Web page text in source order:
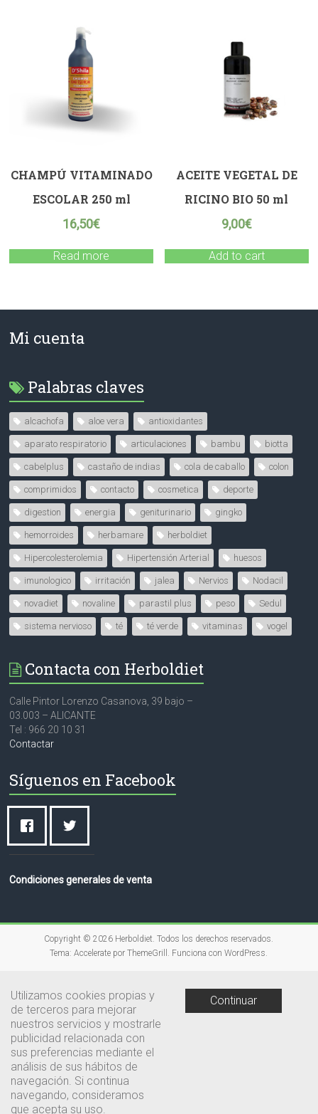
CHAMPÚ VITAMINADO
ESCOLAR 250 ml
16,50€
Read more
ACEITE VEGETAL DE
RICINO BIO 50 ml
9,00€
Add to cart
Mi cuenta
Palabras claves
alcachofa aloe vera antioxidantes
aparato respiratorio articulaciones bambu biotta
cabelplus castaño de indias cola de caballo colon
comprimidos contacto cosmetica deporte
digestion energia geniturinario gingko
hemorroides herbamare herboldiet
Hipercolesterolemia Hipertensión Arterial huesos
imunologico irritación jalea Nervios Nodacil
novadiet novaline parastil plus peso Sedul
sistema nervioso té té verde vitaminas vogel
Contacta con Herboldiet
Calle Pintor Lorenzo Casanova, 39 bajo –
03.003 – ALICANTE
Tel : 966 20 10 31
Contactar
Síguenos en Facebook
Condiciones generales de venta
Copyright © 2026 Herboldiet . Todos los derechos reservados.
Tema:Accelerate por ThemeGrill. Funciona conWordPress
Utilizamos cookies propias y
de terceros para mejorar
nuestros servicios y mostrarle
publicidad relacionada con
sus preferencias mediante el
análisis de sus hábitos de
navegación. Si continua
navegando, consideramos
que acepta su uso.
Continuar